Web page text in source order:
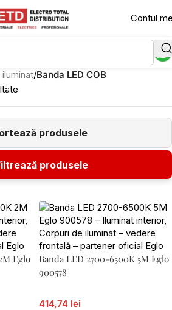
Contul
/Banda LED COB
Eglo
Banda LED 2700-6500K 5M Eglo
900578
414,74 lei